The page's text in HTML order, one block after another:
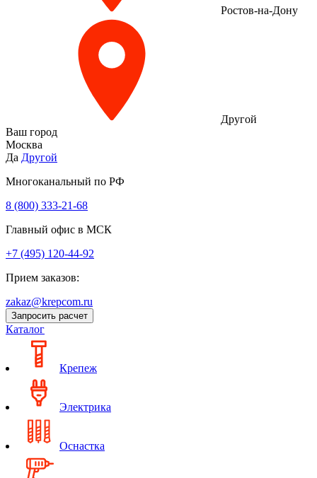
Ростов-на-Дону
Другой
Ваш город
Москва
Да Другой
Многоканальный по РФ
8 (800) 333‑21-68
Главный офис в МСК
+7 (495) 120-44-92
Прием заказов:
zakaz@krepcom.ru
Запросить расчет
Каталог
Крепеж
Электрика
Оснастка